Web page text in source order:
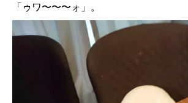
「ゥワ〜〜〜ォ」。